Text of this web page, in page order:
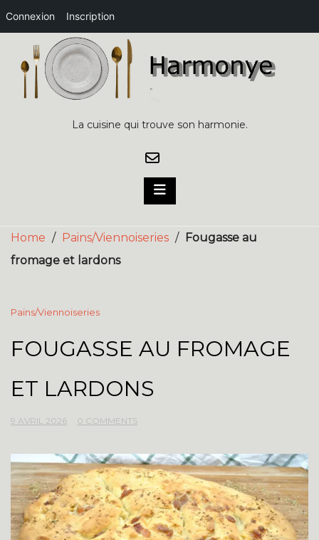
Connexion Inscription
content
La cuisine qui trouve son harmonie.
Home / Pains/Viennoiseries /
Fougasse au
fromage et lardons
Pains/Viennoiseries
FOUGASSE AU FROMAGE
ET LARDONS
9 AVRIL 2026 0 COMMENTS